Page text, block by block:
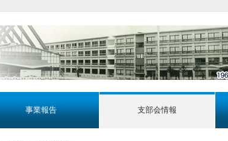
事業報告 支部会情報